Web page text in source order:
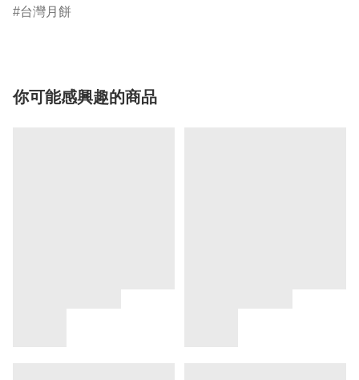
台灣月餅
你可能感興趣的商品